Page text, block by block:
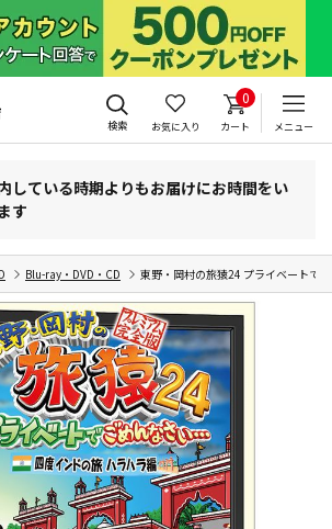
検索 お気に入り
0
カート メニュー
している時期よりもお届けにお時間をい
す
Blu-ray・DVD・CD 東野・岡村の旅猿24 プライベートで